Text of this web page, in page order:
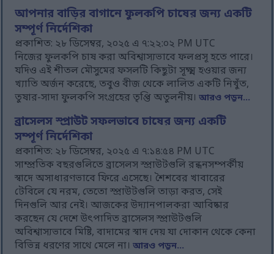
আপনার বাড়ির বাগানে ফুলকপি চাষের জন্য একটি
সম্পূর্ণ নির্দেশিকা
প্রকাশিত: ২৮ ডিসেম্বর, ২০২৫ এ ৭:২২:০২ PM UTC
নিজের ফুলকপি চাষ করা অবিশ্বাস্যভাবে ফলপ্রসূ হতে পারে।
যদিও এই শীতল মৌসুমের ফসলটি কিছুটা সূক্ষ্ম হওয়ার জন্য
খ্যাতি অর্জন করেছে, তবুও বীজ থেকে লালিত একটি নিখুঁত,
তুষার-সাদা ফুলকপি সংগ্রহের তৃপ্তি অতুলনীয়।আরও পড়ুন...
ব্রাসেলস স্প্রাউট সফলভাবে চাষের জন্য একটি
সম্পূর্ণ নির্দেশিকা
প্রকাশিত: ২৮ ডিসেম্বর, ২০২৫ এ ৭:১৪:৫৪ PM UTC
সাম্প্রতিক বছরগুলিতে ব্রাসেলস স্প্রাউটগুলি রন্ধনসম্পর্কীয়
স্বাদে অসাধারণভাবে ফিরে এসেছে। শৈশবের খাবারের
টেবিলে যে নরম, তেতো স্প্রাউটগুলি তাড়া করত, সেই
দিনগুলি আর নেই। আজকের উদ্যানপালকরা আবিষ্কার
করছেন যে দেশে উৎপাদিত ব্রাসেলস স্প্রাউটগুলি
অবিশ্বাস্যভাবে মিষ্টি, বাদামের স্বাদ দেয় যা দোকান থেকে কেনা
বিভিন্ন ধরণের সাথে মেলে না।আরও পড়ুন...